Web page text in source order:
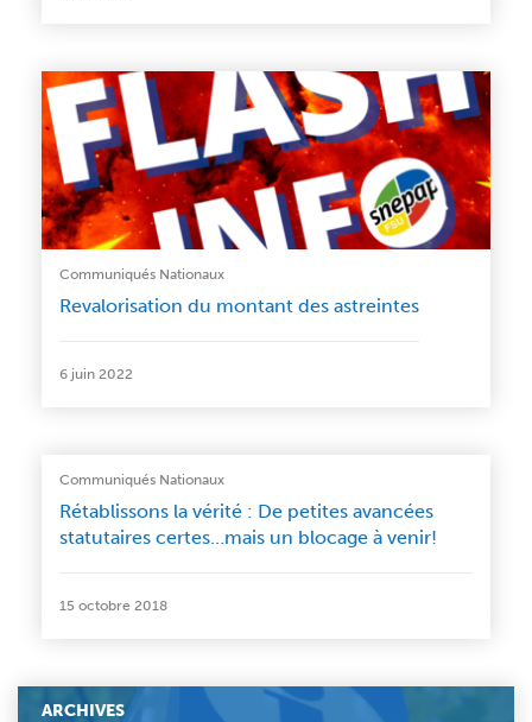
Communiqués Nationaux
Revalorisation du montant des astreintes
6 juin 2022
Communiqués Nationaux
Rétablissons la vérité : De petites avancées
statutaires certes…mais un blocage à venir!
15 octobre 2018
ARCHIVES